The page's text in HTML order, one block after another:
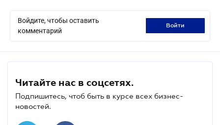
Войдите, чтобы оставить
комментарий
войти
Читайте нас в соцсетях.
Подпишитесь, чтоб быть в курсе всех бизнес-
новостей.